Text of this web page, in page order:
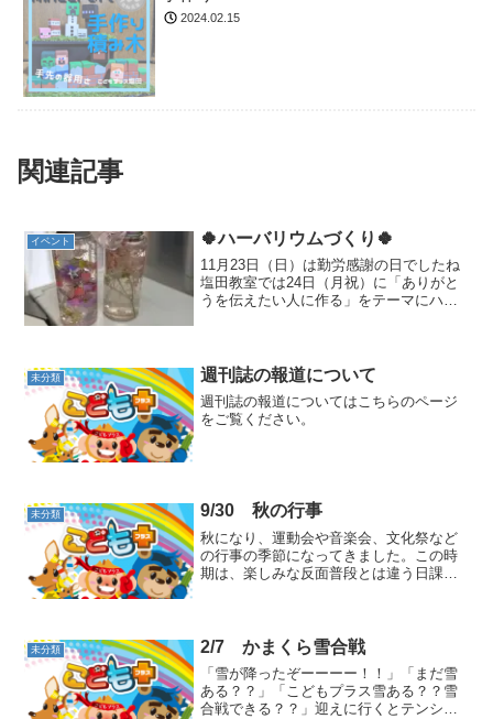
2024.02.15
関連記事
イベント 🍀ハーバリウムづくり🍀
11月23日（日）は勤労感謝の日でしたね
塩田教室では24日（月祝）に「ありがと
うを伝えたい人に作る」をテーマにハー
かい作業になるの...
未分類 週刊誌の報道について
週刊誌の報道についてはこちらのページ
をご覧ください。
未分類 9/30 秋の行事
秋になり、運動会や音楽会、文化祭など
の行事の季節になってきました。この時
期は、楽しみな反面普段とは違う日課で
汚れた運動着で登所するお...
未分類 2/7 かまくら雪合戦
「雪が降ったぞーーーー！！」「まだ雪
ある？？」「こどもプラス雪ある？？雪
合戦できる？？」迎えに行くとテンショ